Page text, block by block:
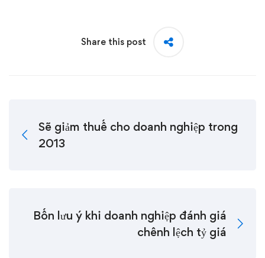
Share this post
Sẽ giảm thuế cho doanh nghiệp trong
2013
Bốn lưu ý khi doanh nghiệp đánh giá
chênh lệch tỷ giá